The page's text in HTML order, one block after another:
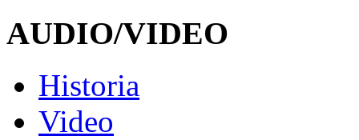
AUDIO/VIDEO
Historia
Video